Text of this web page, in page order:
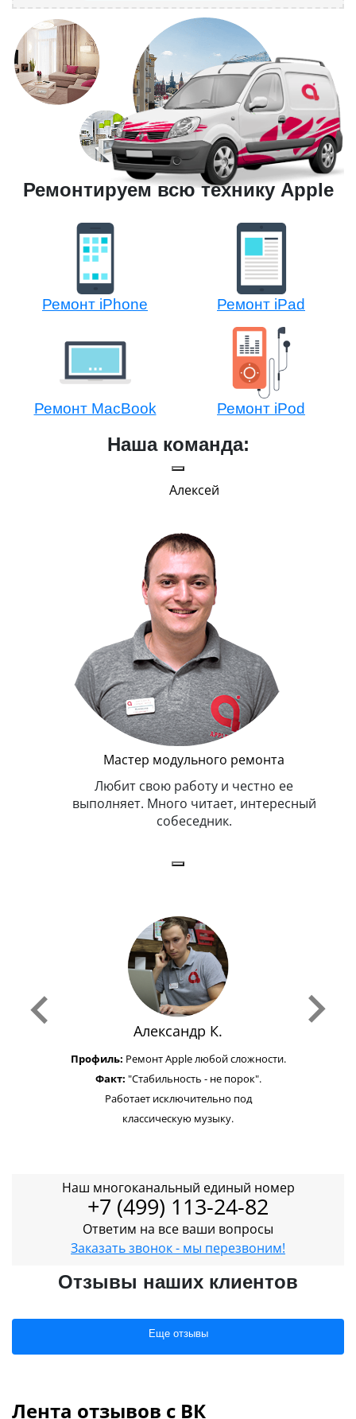
Ремонтируем всю технику Apple
Ремонт iPhone Ремонт iPad
Ремонт MacBook Ремонт iPod
Наша команда:
Мастер модульного ремонта
Любит свою работу и честно ее
Много читает, интересный
Александр К.
Профиль: Ремонт Apple любой сложности.
Факт: "Стабильность - не порок".
Работает исключительно под
классическую музыку.
Наш многоканальный единый номер
+7 (499) 113-24-82
Ответим на все ваши вопросы
Заказать звонок - мы перезвоним!
Отзывы наших клиентов
Еще отзывы
Лента отзывов с ВК